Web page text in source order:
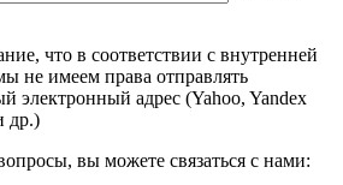
что в соответствии с внутренней
не имеем права отправлять
электронный адрес (Yahoo, Yandex
др.)
вы можете связаться с нами: